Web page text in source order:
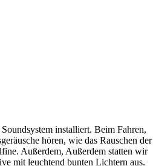
installiert. Beim Fahren,
hören, wie das Rauschen der
Außerdem, Außerdem statten wir
mit leuchtend bunten Lichtern aus.